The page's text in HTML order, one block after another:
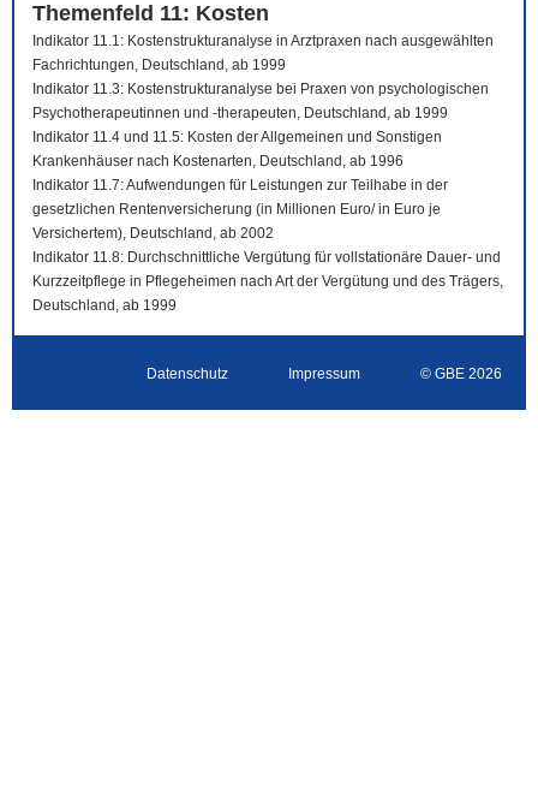
Themenfeld 11: Kosten
Indikator 11.1: Kostenstrukturanalyse in Arztpraxen nach ausgewählten
Fachrichtungen, Deutschland, ab 1999
Indikator 11.3: Kostenstrukturanalyse bei Praxen von psychologischen
Psychotherapeutinnen und -therapeuten, Deutschland, ab 1999
Indikator 11.4 und 11.5: Kosten der Allgemeinen und Sonstigen
Krankenhäuser nach Kostenarten, Deutschland, ab 1996
Indikator 11.7: Aufwendungen für Leistungen zur Teilhabe in der
gesetzlichen Rentenversicherung (in Millionen Euro/ in Euro je
Versichertem), Deutschland, ab 2002
Indikator 11.8: Durchschnittliche Vergütung für vollstationäre Dauer- und
Kurzzeitpflege in Pflegeheimen nach Art der Vergütung und des Trägers,
Deutschland, ab 1999
Datenschutz Impressum © GBE 2026